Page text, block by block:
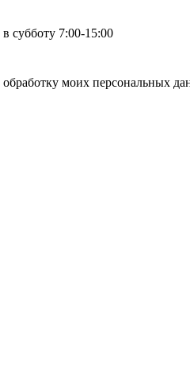
субботу 7:00-15:00
моих персональных